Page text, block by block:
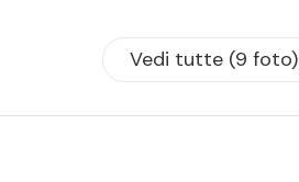
Vedi tutte (9 foto)